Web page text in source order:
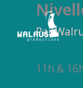
contenu
Par
11h &